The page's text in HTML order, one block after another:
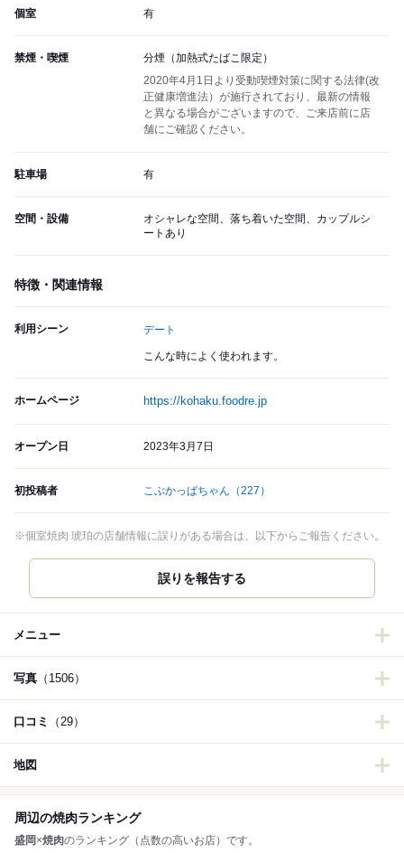
個室 有
禁煙・喫煙
分煙（加熱式たばこ限定）
2020年4月1日より受動喫煙対策に関する法律(改
正健康増進法）が施行されており、最新の情報
と異なる場合がございますので、ご来店前に店
舗にご確認ください。
駐車場 有
空間・設備
オシャレな空間、落ち着いた空間、カップルシ
ートあり
特徴・関連情報
利用シーン デート
こんな時によく使われます。
ホームページ https://kohaku.foodre.jp
オープン日 2023年3月7日
初投稿者 こぶかっぱちゃん （227）
※個室焼肉 琥珀の店舗情報に誤りがある場合は、以下からご報告ください。
誤りを報告する
メニュー
写真 （1506）
口コミ （29）
地図
周辺の焼肉ランキング
盛岡 ×焼肉のランキング（点数の高いお店）です。